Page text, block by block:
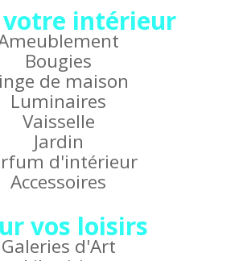
votre intérieur
Bougies
de maison
Luminaires
Vaisselle
Jardin
d'intérieur
Accessoires
vos loisirs
Galeries d'Art